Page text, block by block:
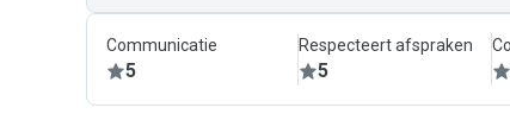
Communicatie
5
Respecteert afspraken
5